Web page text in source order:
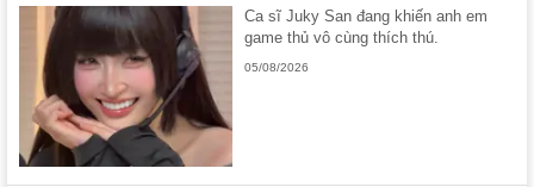
Ca sĩ Juky San đang khiến anh em
game thủ vô cùng thích thú.
05/08/2026